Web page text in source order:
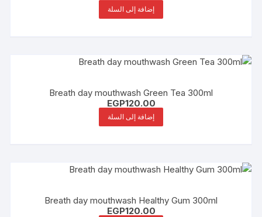
إضافة إلى السلة
Breath day mouthwash Green Tea 300ml
EGP120.00
إضافة إلى السلة
Breath day mouthwash Healthy Gum 300ml
EGP120.00